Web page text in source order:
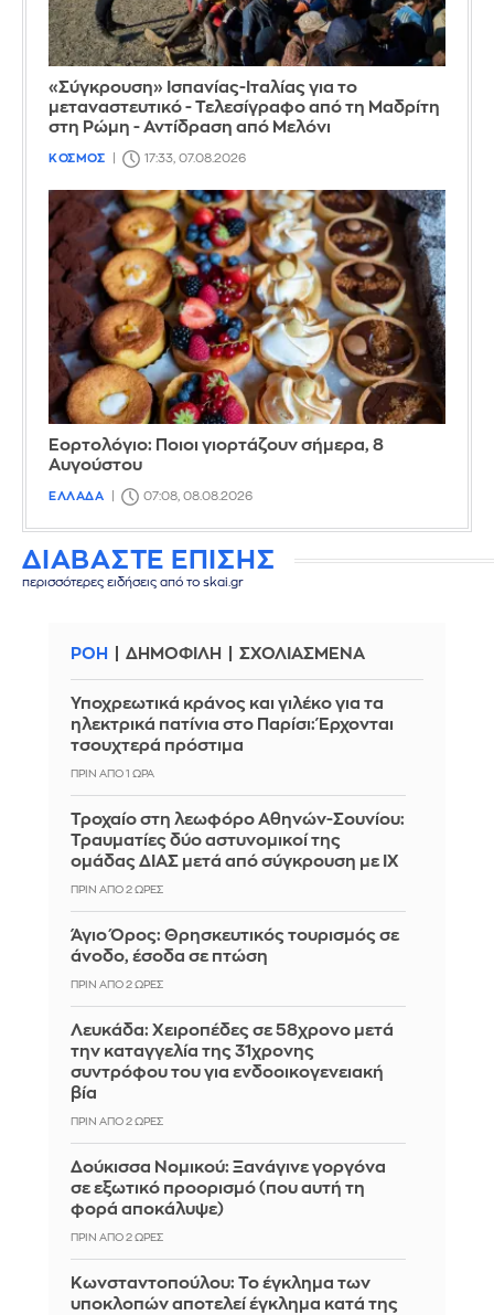
«Σύγκρουση» Ισπανίας-Ιταλίας για το
μεταναστευτικό - Τελεσίγραφο από τη Μαδρίτη
στη Ρώμη - Αντίδραση από Μελόνι
ΚΟΣΜΟΣ 17:33, 07.08.2026
Εορτολόγιο: Ποιοι γιορτάζουν σήμερα, 8
Αυγούστου
ΕΛΛΑΔΑ 07:08, 08.08.2026
ΔΙΑΒΑΣΤΕ ΕΠΙΣΗΣ
περισσότερες ειδήσεις από το skai.gr
ΡΟΗ ΔΗΜΟΦΙΛΗ ΣΧΟΛΙΑΣΜΕΝΑ
Υποχρεωτικά κράνος και γιλέκο για τα
ηλεκτρικά πατίνια στο Παρίσι: Έρχονται
τσουχτερά πρόστιμα
ΠΡΙΝ ΑΠΌ 1 ΏΡΑ
Τροχαίο στη λεωφόρο Αθηνών-Σουνίου:
Τραυματίες δύο αστυνομικοί της
ομάδας ΔΙΑΣ μετά από σύγκρουση με ΙΧ
ΠΡΙΝ ΑΠΌ 2 ΏΡΕΣ
Άγιο Όρος: Θρησκευτικός τουρισμός σε
άνοδο, έσοδα σε πτώση
ΠΡΙΝ ΑΠΌ 2 ΏΡΕΣ
Λευκάδα: Χειροπέδες σε 58χρονο μετά
την καταγγελία της 31χρονης
συντρόφου του για ενδοοικογενειακή
βία
ΠΡΙΝ ΑΠΌ 2 ΏΡΕΣ
Δούκισσα Νομικού: Ξανάγινε γοργόνα
σε εξωτικό προορισμό (που αυτή τη
φορά αποκάλυψε)
ΠΡΙΝ ΑΠΌ 2 ΏΡΕΣ
Κωνσταντοπούλου: Το έγκλημα των
υποκλοπών αποτελεί έγκλημα κατά της